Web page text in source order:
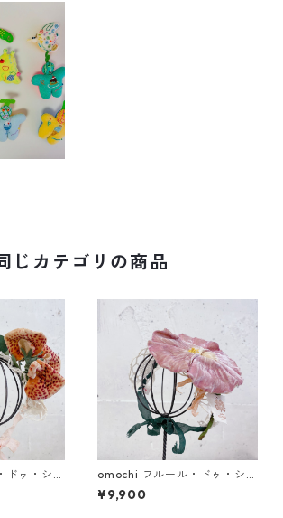
じカテゴリの商品
ゥ・シル
ドドレス)
omochi フルール・ドゥ・シル
ク朝顔・菊 (ドール用ヘッドド
レス)
¥9,900